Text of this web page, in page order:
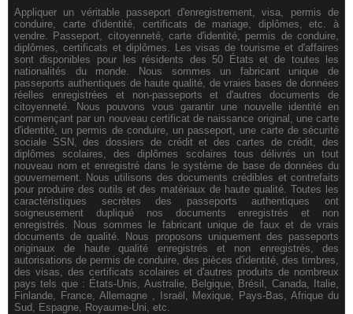
Appliquer un véritable passeport d'enregistrement, visa, permis de
conduire, carte d'identité, certificats de mariage, diplômes, etc. à
vendre. Passeport, citoyenneté, carte d'identité, permis de conduire,
diplômes, certificats et diplômes. Les visas de tourisme et d'affaires
sont disponibles pour les résidents des 50 États et de toutes les
nationalités du monde. Nous sommes un fabricant unique de
passeports authentiques de haute qualité, de vraies bases de données
réelles enregistrées et non-passeports et d'autres documents de
citoyenneté. Nous pouvons vous garantir une nouvelle identité en
commençant par un nouveau certificat de naissance original, une carte
d'identité, un permis de conduire, un passeport, une carte de sécurité
sociale SSN, des dossiers de crédit et des cartes de crédit, des
diplômes scolaires, des diplômes scolaires tous délivrés un tout
nouveau nom et enregistré dans le système de base de données du
gouvernement. Nous utilisons des documents crédibles et contrefaits
pour produire des outils et des matériaux de haute qualité. Toutes les
caractéristiques secrètes des passeports authentiques ont
soigneusement dupliqué nos documents enregistrés et non
enregistrés. Nous sommes le fabricant unique de faux et de vrais
documents de qualité. Nous proposons uniquement des passeports
originaux de haute qualité enregistrés et non enregistrés, des
autorisations de permis de conduire, des pièces d'identité, des timbres,
des visas, des certificats scolaires et d'autres produits de nombreux
pays tels que : États-Unis, Australie, Belgique, Brésil, Canada, Italie,
Finlande, France, Allemagne , Israël, Mexique, Pays-Bas, Afrique du
Sud, Espagne, Royaume-Uni, etc.